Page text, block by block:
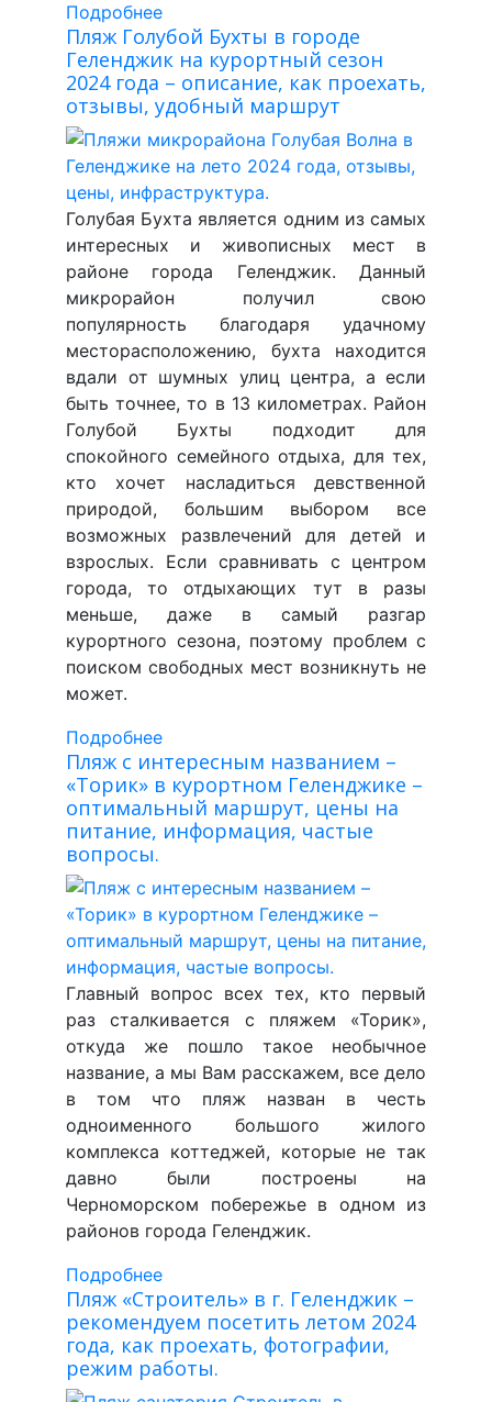
Подробнее
Пляж Голубой Бухты в городе
Геленджик на курортный сезон
2024 года – описание, как проехать,
отзывы, удобный маршрут
Голубая Бухта является одним из самых
интересных и живописных мест в
районе города Геленджик. Данный
микрорайон получил свою
популярность благодаря удачному
месторасположению, бухта находится
вдали от шумных улиц центра, а если
быть точнее, то в 13 километрах. Район
Голубой Бухты подходит для
спокойного семейного отдыха, для тех,
кто хочет насладиться девственной
природой, большим выбором все
возможных развлечений для детей и
взрослых. Если сравнивать с центром
города, то отдыхающих тут в разы
меньше, даже в самый разгар
курортного сезона, поэтому проблем с
поиском свободных мест возникнуть не
может.
Подробнее
Пляж с интересным названием –
«Торик» в курортном Геленджике –
оптимальный маршрут, цены на
питание, информация, частые
вопросы.
Главный вопрос всех тех, кто первый
раз сталкивается с пляжем «Торик»,
откуда же пошло такое необычное
название, а мы Вам расскажем, все дело
в том что пляж назван в честь
одноименного большого жилого
комплекса коттеджей, которые не так
давно были построены на
Черноморском побережье в одном из
районов города Геленджик.
Подробнее
Пляж «Строитель» в г. Геленджик –
рекомендуем посетить летом 2024
года, как проехать, фотографии,
режим работы.